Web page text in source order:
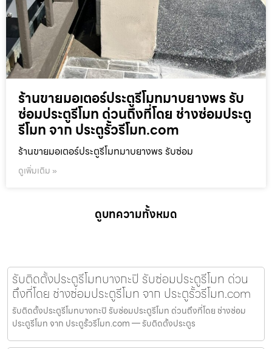
ร้านขายมอเตอร์ประตูรีโมทมาบยางพร รับ
ซ่อมประตูรีโมท ด่วนถึงที่โดย ช่างซ่อมประตู
รีโมท จาก ประตูรั้วรีโมท.com
ร้านขายมอเตอร์ประตูรีโมทมาบยางพร รับซ่อม
ดูเพิ่มเติม »
ดูบทความทั้งหมด
รับติดตั้งประตูรีโมทบางกะปิ รับซ่อมประตูรีโมท ด่วน
ถึงที่โดย ช่างซ่อมประตูรีโมท จาก ประตูรั้วรีโมท.com
รับติดตั้งประตูรีโมทบางกะปิ รับซ่อมประตูรีโมท ด่วนถึงที่โดย ช่างซ่อม
ประตูรีโมท จาก ประตูรั้วรีโมท.com — รับติดตั้งประตูร